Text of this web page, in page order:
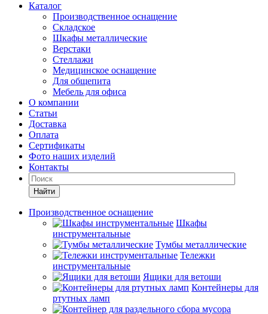
Каталог
Производственное оснащение
Складское
Шкафы металлические
Верстаки
Стеллажи
Медицинское оснащение
Для общепита
Мебель для офиса
О компании
Статьи
Доставка
Оплата
Сертификаты
Фото наших изделий
Контакты
Найти
Производственное оснащение
Шкафы
инструментальные
Тумбы металлические
Тележки
инструментальные
Ящики для ветоши
Контейнеры для
ртутных ламп